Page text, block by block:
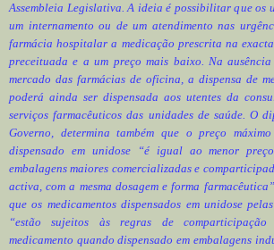
Assembleia Legislativa. A ideia é possibilitar que os
um internamento ou de um atendimento nas
farmácia hospitalar a medicação prescrita na
preceituada e a um preço mais baixo. Na
mercado das farmácias de oficina, a dispensa de
poderá ainda ser dispensada aos utentes da
serviços farmacêuticos das unidades de saúde. O
Governo, determina também que o preço
dispensado em unidose “é igual ao menor
embalagens maiores comercializadas e
activa, com a mesma dosagem e forma
que os medicamentos dispensados em unidose
“estão sujeitos às regras de comparticipação
medicamento quando dispensado em embalagens